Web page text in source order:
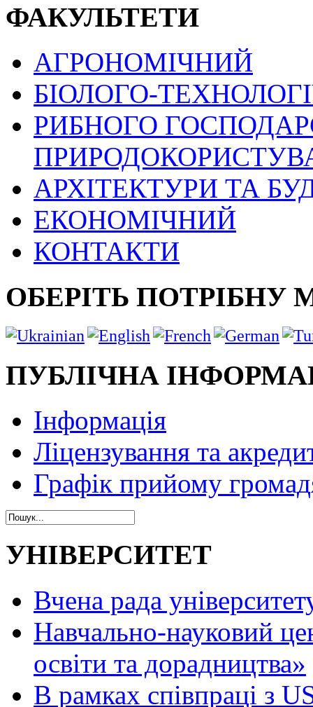
ФАКУЛЬТЕТИ
АГРОНОМІЧНИЙ
БІОЛОГО-
РИБНОГО
АРХІТЕКТУРИ ТА
ЕКОНОМІЧНИЙ
КОНТАКТИ
ОБЕРІТЬ ПОТРІБНУ
ПУБЛІЧНА
Інформація
Ліцензування та
Графік прийому
УНІВЕРСИТЕТ
Вчена рада
Навчально-науковий
освіти та дорадництва»
В рамках співпраці з